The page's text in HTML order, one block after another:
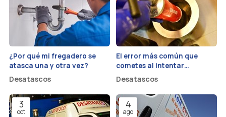
¿Por qué mi fregadero se
atasca una y otra vez?
Desatascos
El error más común que
cometes al intentar
desatascar el WC y cómo
evitarlo
Desatascos
3
oct
4
ago